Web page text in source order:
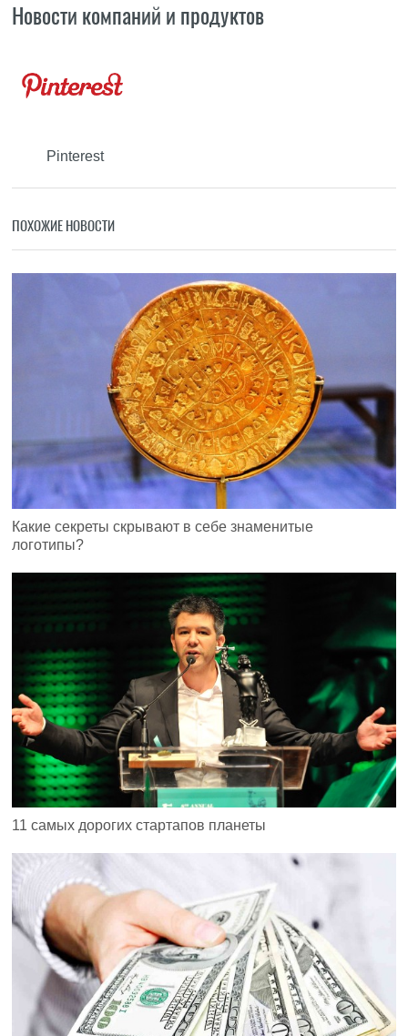
Новости компаний и продуктов
Pinterest
ПОХОЖИЕ НОВОСТИ
Какие секреты скрывают в себе знаменитые
логотипы?
11 самых дорогих стартапов планеты